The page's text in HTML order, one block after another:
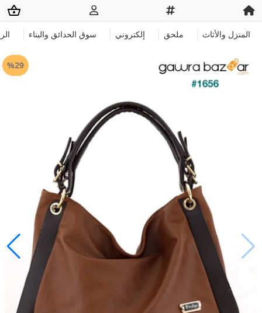
المنزل والأثاث ملحق إلكتروني سوق الحدائق والبناء
%29